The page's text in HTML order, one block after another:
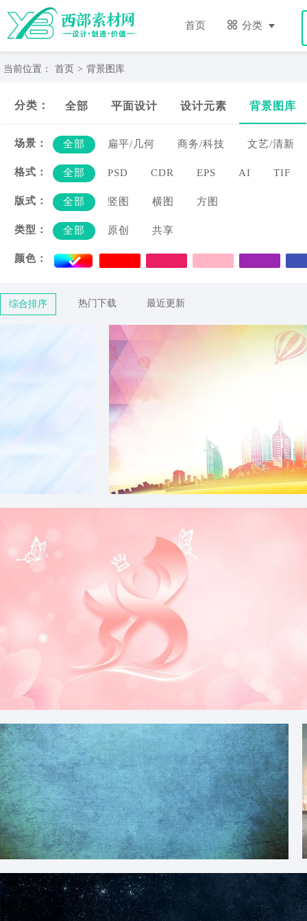
首页 分类
图
库-
西
网
当前位置： 首页 > 背景图库
分类： 全部 平面设计 设计元素 背景图库
场景： 全部 扁平/几何 商务/科技 文艺/清新
格式： 全部 PSD CDR EPS AI TIF
版式： 全部 竖图 横图 方图
类型： 全部 原创 共享
颜色：
综合排序 热门下载 最近更新
粉色清新三八妇女节花朵背景
高清复古纯色背景